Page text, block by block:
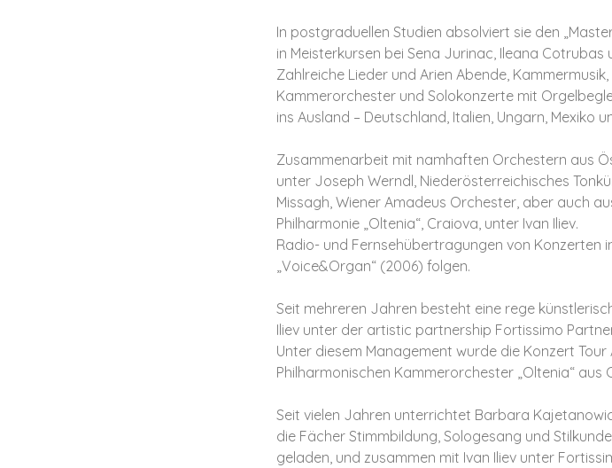
In postgraduellen Studien absolviert sie den
in Meisterkursen bei Sena Jurinac, Ileana Cotrubas
Zahlreiche Lieder und Arien Abende,
Kammerorchester und Solokonzerte mit
ins Ausland – Deutschland, Italien, Ungarn, Mexiko
Zusammenarbeit mit namhaften Orchestern aus
unter Joseph Werndl, Niederösterreichisches
Missagh, Wiener Amadeus Orchester, aber auch
Philharmonie „Oltenia“, Craiova, unter Ivan Iliev.
Radio- und Fernsehübertragungen von Konzerten
„Voice&Organ“ (2006) folgen.
Seit mehreren Jahren besteht eine rege
Iliev unter der artistic partnership Fortissimo
Unter diesem Management wurde die Konzert Tour
Philharmonischen Kammerorchester „Oltenia“ aus
Seit vielen Jahren unterrichtet Barbara
die Fächer Stimmbildung, Sologesang und
geladen, und zusammen mit Ivan Iliev unter